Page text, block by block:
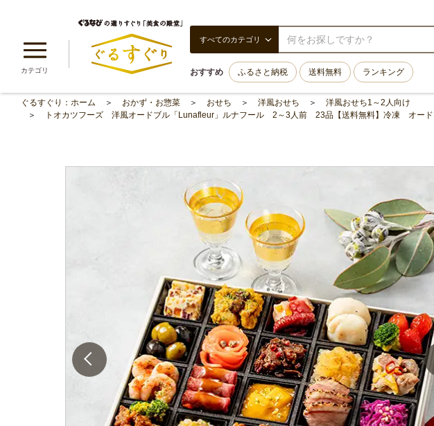
カテゴリ
すべてのカテゴリ
おすすめ ふるさと納税 送料無料 ランキング
ぐるすぐり：ホーム おかず・お惣菜 おせち 洋風おせち
洋風おせち1～2人向け
トオカツフーズ 洋風オードブル「Lunafleur」ルナフール 2～3人前 23品【送料無料】冷凍 オ